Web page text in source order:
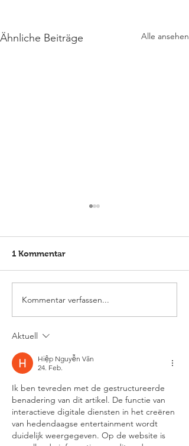
Ähnliche Beiträge Alle ansehen
Elmlohe: Karlijn V. nicht
1 Kommentar
Kommentar verfassen...
Aktuell
Hiệp Nguyễn Văn
24. Feb.
Ik ben tevreden met de gestructureerde
benadering van dit artikel. De functie van
interactieve digitale diensten in het creëren
van hedendaagse entertainment wordt
duidelijk weergegeven. Op de website is